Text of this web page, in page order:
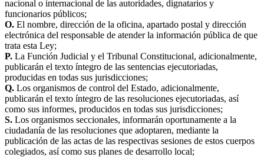
nacional o internacional de las autoridades, dignatarios y
funcionarios públicos;
O. El nombre, dirección de la oficina, apartado postal y dirección
electrónica del responsable de atender la información pública de que
trata esta Ley;
P. La Función Judicial y el Tribunal Constitucional, adicionalmente,
publicarán el texto íntegro de las sentencias ejecutoriadas,
producidas en todas sus jurisdicciones;
Q. Los organismos de control del Estado, adicionalmente,
publicarán el texto íntegro de las resoluciones ejecutoriadas, así
como sus informes, producidos en todas sus jurisdicciones;
S. Los organismos seccionales, informarán oportunamente a la
ciudadanía de las resoluciones que adoptaren, mediante la
publicación de las actas de las respectivas sesiones de estos cuerpos
colegiados, así como sus planes de desarrollo local;